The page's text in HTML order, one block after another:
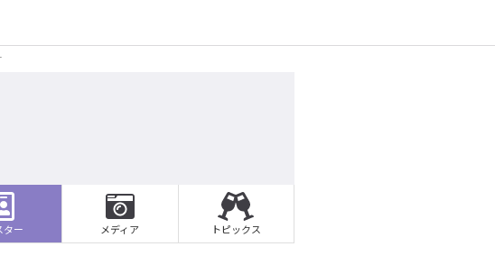
ター メディア トピックス